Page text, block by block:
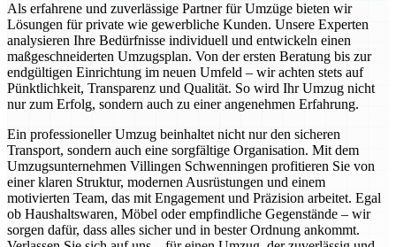
Als erfahrene und zuverlässige Partner für Umzüge bieten wir
Lösungen für private wie gewerbliche Kunden. Unsere Experten
analysieren Ihre Bedürfnisse individuell und entwickeln einen
maßgeschneiderten Umzugsplan. Von der ersten Beratung bis zur
endgültigen Einrichtung im neuen Umfeld – wir achten stets auf
Pünktlichkeit, Transparenz und Qualität. So wird Ihr Umzug nicht
nur zum Erfolg, sondern auch zu einer angenehmen Erfahrung.
Ein professioneller Umzug beinhaltet nicht nur den sicheren
Transport, sondern auch eine sorgfältige Organisation. Mit dem
Umzugsunternehmen Villingen Schwenningen profitieren Sie von
einer klaren Struktur, modernen Ausrüstungen und einem
motivierten Team, das mit Engagement und Präzision arbeitet. Egal
ob Haushaltswaren, Möbel oder empfindliche Gegenstände – wir
sorgen dafür, dass alles sicher und in bester Ordnung ankommt.